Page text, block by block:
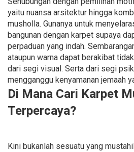
yaitu nuansa arsitektur hingga
musholla. Gunanya untuk
bangunan dengan karpet supaya
perpaduan yang indah.
ataupun warna dapat berakibat
dari segi visual. Serta dari segi
mengganggu kenyamanan jemaah
Di Mana Cari Karpet
Terpercaya?
Kini bukanlah sesuatu yang